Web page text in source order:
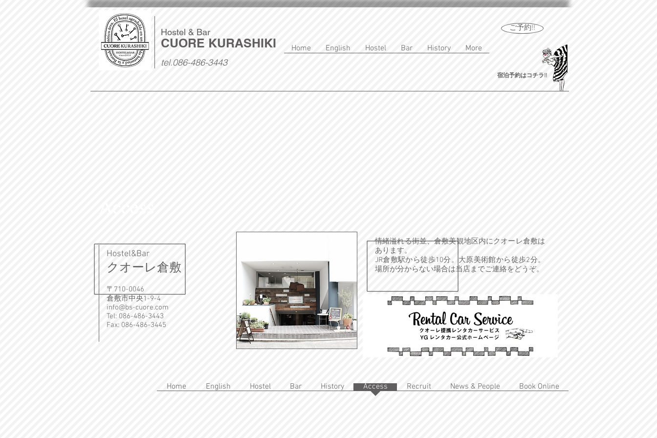
Hostel & Bar
CUORE KURASHIKI
tel.086-486-3443
Home English Hostel Bar History More
ご予約!!
宿泊予約はコチラ!!
Hostel&Bar
クオーレ倉敷
〒710-0046
倉敷市中央1-9-4
info@bs-cuore.com
Tel: 086-486-3443
Fax: 086-486-3445
情緒溢れる街並、倉敷美観地区内にクオーレ倉敷は
あります。
JR倉敷駅から徒歩10分。 大原美術館から徒歩2分。
場所が分からない場合は当店までご連絡をどうぞ。
Home English Hostel Bar History Access Recruit News & People Book Online